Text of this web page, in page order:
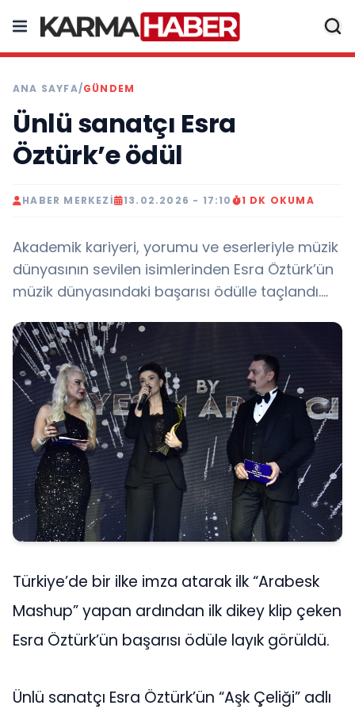
ANA SAYFA/GÜNDEM
Ünlü sanatçı Esra
Öztürk’e ödül
HABER MERKEZI 13.02.2026 - 17:10 1 DK OKUMA
Akademik kariyeri, yorumu ve eserleriyle müzik
dünyasının sevilen isimlerinden Esra Öztürk’ün
müzik dünyasındaki başarısı ödülle taçlandı….
Türkiye’de bir ilke imza atarak ilk “Arabesk
Mashup” yapan ardından ilk dikey klip çeken
Esra Öztürk’ün başarısı ödüle layık görüldü.
Ünlü sanatçı Esra Öztürk’ün “Aşk Çeliği” adlı